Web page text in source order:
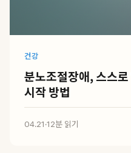
건강
분노조절장애, 스스
시작 방법
04.21·12분 읽기